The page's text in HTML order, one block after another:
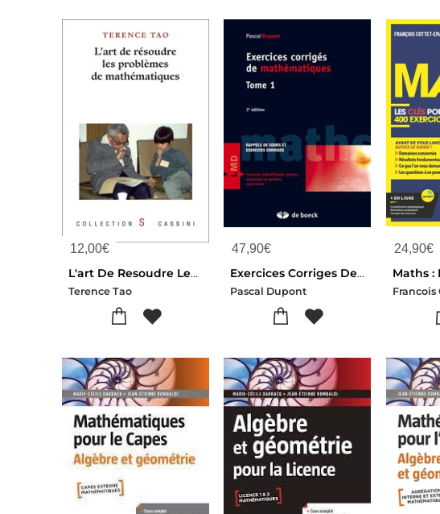
12,00€
L'art De Resoudre Les Problemes De Mathematiques
Terence Tao
47,90€
Exercices Corriges De Mathematiques Tome 1
Pascal Dupont
24,90€